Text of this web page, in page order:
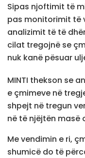
Sipas njoftimit të
pas monitorimit të
analizimit të të
cilat tregojnë se
nuk kanë pësuar
MINTI thekson se
e çmimeve në
shpejt në tregun
në të njëjtën masë
Me vendimin e ri,
shumicë do të